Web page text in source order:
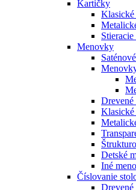
Kartičky
Menovky
Klasické
Detské
Iné
Číslovanie
Drevené